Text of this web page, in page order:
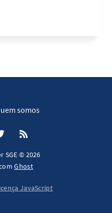
somos
SGE © 2026
Ghost
JavaScript